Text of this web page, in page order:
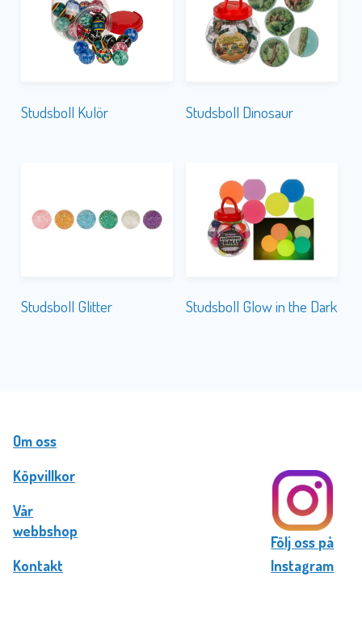
Studsboll Kulör Studsboll Dinosaur
Studsboll Glitter Studsboll Glow in the Dark
Om oss
Köpvillkor
Vår
webbshop
Kontakt
Följ oss på
Instagram